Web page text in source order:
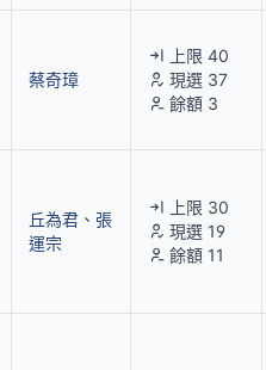
蔡奇璋
上限 40
現選 37
餘額 3
丘為君、 張
運宗
上限 30
現選 19
餘額 11